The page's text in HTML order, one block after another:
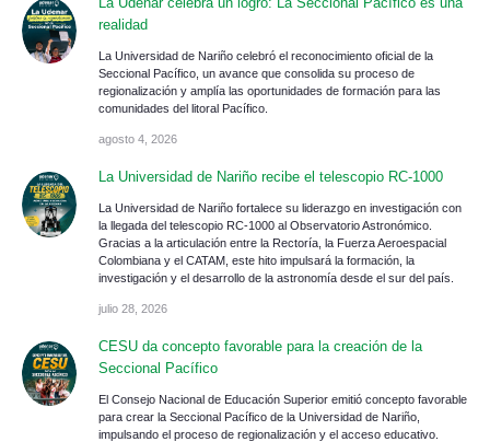
realidad
La Universidad de Nariño celebró el reconocimiento oficial de la
Seccional Pacífico, un avance que consolida su proceso de
regionalización y amplía las oportunidades de formación para las
comunidades del litoral Pacífico.
agosto 4, 2026
La Universidad de Nariño recibe el telescopio RC-1000
La Universidad de Nariño fortalece su liderazgo en investigación con
la llegada del telescopio RC-1000 al Observatorio Astronómico.
Gracias a la articulación entre la Rectoría, la Fuerza Aeroespacial
Colombiana y el CATAM, este hito impulsará la formación, la
investigación y el desarrollo de la astronomía desde el sur del país.
julio 28, 2026
CESU da concepto favorable para la creación de la
Seccional Pacífico
El Consejo Nacional de Educación Superior emitió concepto favorable
para crear la Seccional Pacífico de la Universidad de Nariño,
impulsando el proceso de regionalización y el acceso educativo.